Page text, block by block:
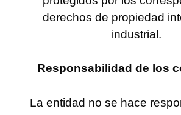
derechos de propiedad
industrial.
Responsabilidad de los
La entidad no se hace